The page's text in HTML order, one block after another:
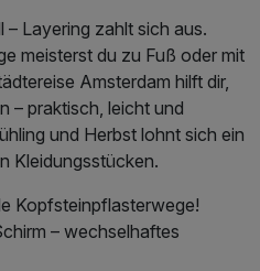
Layering zahlt sich aus.
meisterst du zu Fuß oder mit
Amsterdam hilft dir,
– praktisch, leicht und
und Herbst lohnt sich ein
Kleidungsstücken.
Kopfsteinpflasterwege!
– wechselhaftes